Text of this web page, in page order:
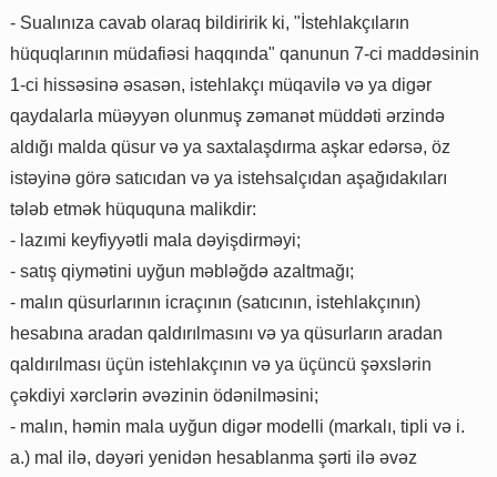
- Sualınıza cavab olaraq bildiririk ki, "İstehlakçıların
hüquqlarının müdafiəsi haqqında" qanunun 7-ci maddəsinin
1-ci hissəsinə əsasən, istehlakçı müqavilə və ya digər
qaydalarla müəyyən olunmuş zəmanət müddəti ərzində
aldığı malda qüsur və ya saxtalaşdırma aşkar edərsə, öz
istəyinə görə satıcıdan və ya istehsalçıdan aşağıdakıları
tələb etmək hüququna malikdir:
- lazımi keyfiyyətli mala dəyişdirməyi;
- satış qiymətini uyğun məbləğdə azaltmağı;
- malın qüsurlarının icraçının (satıcının, istehlakçının)
hesabına aradan qaldırılmasını və ya qüsurların aradan
qaldırılması üçün istehlakçının və ya üçüncü şəxslərin
çəkdiyi xərclərin əvəzinin ödənilməsini;
- malın, həmin mala uyğun digər modelli (markalı, tipli və i.
a.) mal ilə, dəyəri yenidən hesablanma şərti ilə əvəz